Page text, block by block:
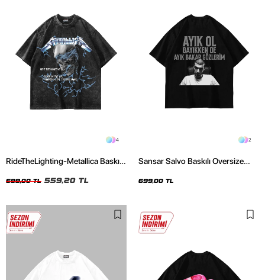
4
RideTheLighting-Metallica Baskılı
Tshirt
699,00 TL 559,20 TL
2
Sansar Salvo Baskılı Oversize
699,00 TL